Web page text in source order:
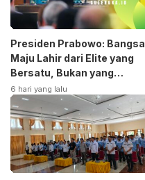
Presiden Prabowo: Bangsa
Maju Lahir dari Elite yang
Bersatu, Bukan yang
Terpecah
6 hari yang lalu